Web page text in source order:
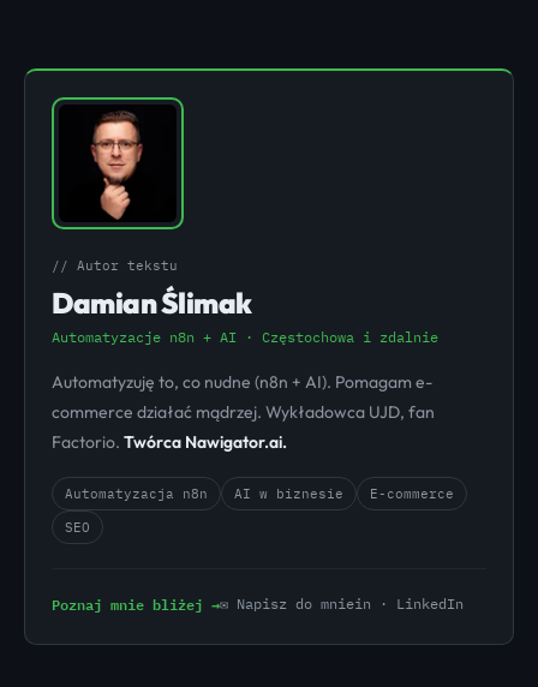
// Autor tekstu
Damian Ślimak
Automatyzacje n8n + AI · Częstochowa i zdalnie
Automatyzuję to, co nudne (n8n + AI). Pomagam e-
commerce działać mądrzej. Wykładowca UJD, fan
Factorio. Twórca Nawigator.ai.
Automatyzacja n8n AI w biznesie
E-commerce
SEO
Poznaj mnie bliżej →✉ Napisz do mniein · LinkedIn